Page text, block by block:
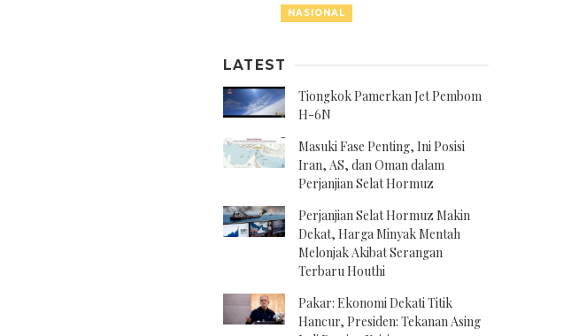
NASIONAL
LATEST
Tiongkok Pamerkan Jet Pembom
H-6N
Masuki Fase Penting, Ini Posisi
Iran, AS, dan Oman dalam
Perjanjian Selat Hormuz
Perjanjian Selat Hormuz Makin
Dekat, Harga Minyak Mentah
Melonjak Akibat Serangan
Terbaru Houthi
Pakar: Ekonomi Dekati Titik
Hancur, Presiden: Tekanan Asing